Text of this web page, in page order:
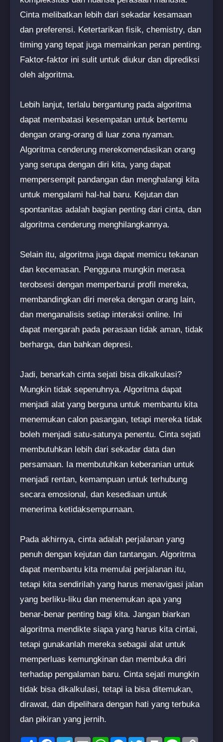
Cinta melibatkan lebih dari sekadar kesamaan
dan preferensi. Ketertarikan fisik, chemistry, dan
timing yang tepat juga memainkan peran penting.
Faktor-faktor ini sulit untuk diukur dan diprediksi
oleh algoritma.
Lebih lanjut, terlalu bergantung pada algoritma
dapat membatasi kesempatan untuk bertemu
dengan orang-orang di luar zona nyaman.
Algoritma cenderung merekomendasikan orang
yang serupa dengan diri kita, yang dapat
mempersempit pandangan dan menghalangi kita
untuk mengalami hal-hal baru. Kejutan dan
spontanitas adalah bagian penting dari cinta, dan
algoritma cenderung menghilangkannya.
Selain itu, algoritma juga dapat memicu tekanan
dan kecemasan. Pengguna mungkin merasa
terobsesi dengan memperbarui profil mereka,
membandingkan diri mereka dengan orang lain,
dan menganalisis setiap interaksi online. Ini
dapat mengarah pada perasaan tidak aman, tidak
berharga, dan bahkan depresi.
Jadi, benarkah cinta sejati bisa dikalkulasi?
Mungkin tidak sepenuhnya. Algoritma dapat
menjadi alat yang berguna untuk membantu kita
menemukan calon pasangan, tetapi mereka tidak
boleh menjadi satu-satunya penentu. Cinta sejati
membutuhkan lebih dari sekadar data dan
persamaan. Ia membutuhkan keberanian untuk
menjadi rentan, kemampuan untuk terhubung
secara emosional, dan kesediaan untuk
menerima ketidaksempurnaan.
Pada akhirnya, cinta adalah perjalanan yang
penuh dengan kejutan dan tantangan. Algoritma
dapat membantu kita memulai perjalanan itu,
tetapi kita sendirilah yang harus menavigasi jalan
yang berliku-liku dan menemukan apa yang
benar-benar penting bagi kita. Jangan biarkan
algoritma mendikte siapa yang harus kita cintai,
tetapi gunakanlah mereka sebagai alat untuk
memperluas kemungkinan dan membuka diri
terhadap pengalaman baru. Cinta sejati mungkin
tidak bisa dikalkulasi, tetapi ia bisa ditemukan,
dirawat, dan dipelihara dengan hati yang terbuka
dan pikiran yang jernih.